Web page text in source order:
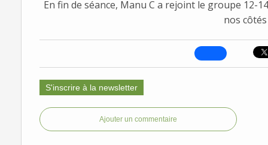
En fin de séance, Manu C a rejoint le groupe 12-
nos côtés
S'inscrire à la newsletter
Ajouter un commentaire